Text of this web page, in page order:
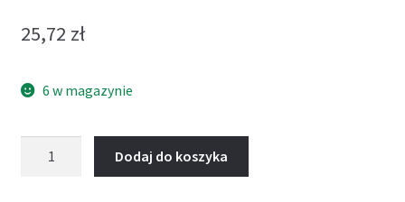
25,72 zł
6 w magazynie
Dodaj do koszyka